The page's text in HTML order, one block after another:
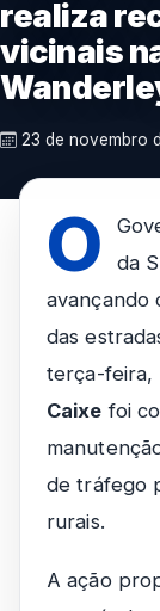
realiza
vicinais
23 de novembro
O
da
avançando
das
terça-feira,
Caixe foi
de tráfego
rurais.
A ação